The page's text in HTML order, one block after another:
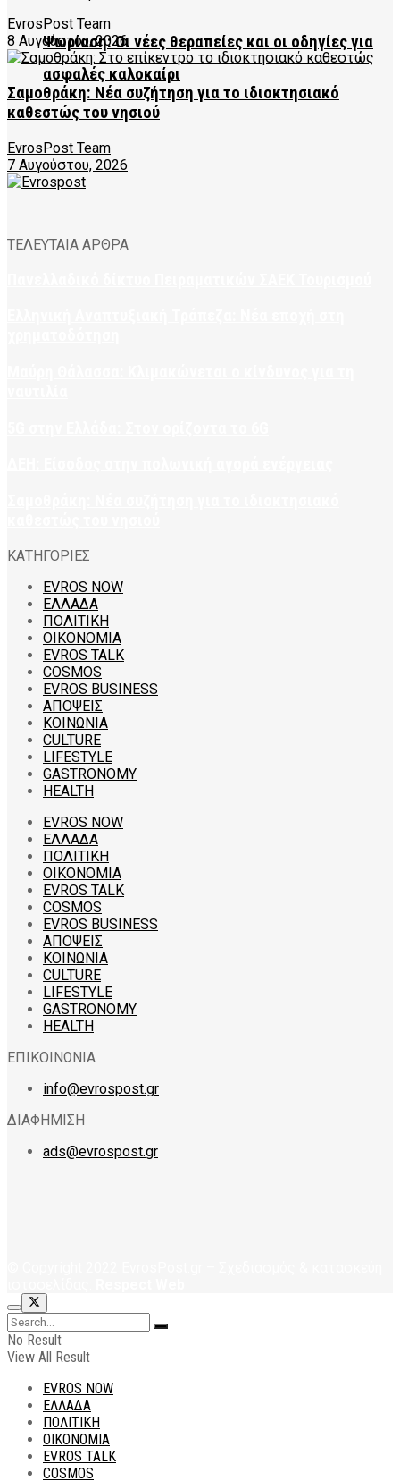
Ψωρίαση: Οι νέες θεραπείες και οι οδηγίες για
ασφαλές καλοκαίρι
EvrosPost Team
8 Αυγούστου, 2026
Σαμοθράκη: Νέα συζήτηση για το ιδιοκτησιακό
καθεστώς του νησιού
EvrosPost Team
7 Αυγούστου, 2026
ΤΕΛΕΥΤΑΙΑ ΑΡΘΡΑ
ΚΑΤΗΓΟΡΙΕΣ
EVROS NOW
ΕΛΛΑΔΑ
ΠΟΛΙΤΙΚΗ
ΟΙΚΟΝΟΜΙΑ
EVROS TALK
COSMOS
EVROS BUSINESS
ΑΠΟΨΕΙΣ
ΚΟΙΝΩΝΙΑ
CULTURE
LIFESTYLE
GASTRONOMY
HEALTH
EVROS NOW
ΕΛΛΑΔΑ
ΠΟΛΙΤΙΚΗ
ΟΙΚΟΝΟΜΙΑ
EVROS TALK
COSMOS
EVROS BUSINESS
ΑΠΟΨΕΙΣ
ΚΟΙΝΩΝΙΑ
CULTURE
LIFESTYLE
GASTRONOMY
HEALTH
ΕΠΙΚΟΙΝΩΝΙΑ
info@evrospost.gr
ΔΙΑΦΗΜΙΣΗ
ads@evrospost.gr
No Result
View All Result
EVROS NOW
ΕΛΛΑΔΑ
ΠΟΛΙΤΙΚΗ
ΟΙΚΟΝΟΜΙΑ
EVROS TALK
COSMOS